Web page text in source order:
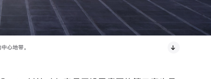
心地带。